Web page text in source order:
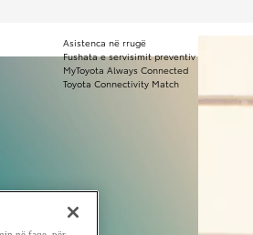
Asistenca në rrugë
Fushata e servisimit preventiv
MyToyota Always Connected
Toyota Connectivity Match